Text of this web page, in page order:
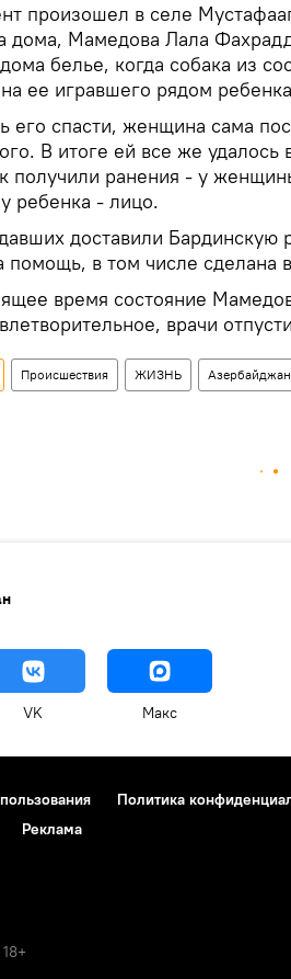
произошел в селе
дома, Мамедова Лала
белье, когда собака из
ее игравшего рядом
его спасти, женщина сама
В итоге ей все же удалось
получили ранения - у
ребенка - лицо.
доставили
помощь, в том числе сделана
время состояние
врачи
Происшествия ЖИЗНЬ Азербайджан
VK Макс
Политика
Реклама